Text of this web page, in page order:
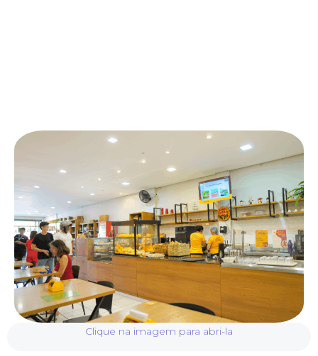
Clique na imagem para abri-la